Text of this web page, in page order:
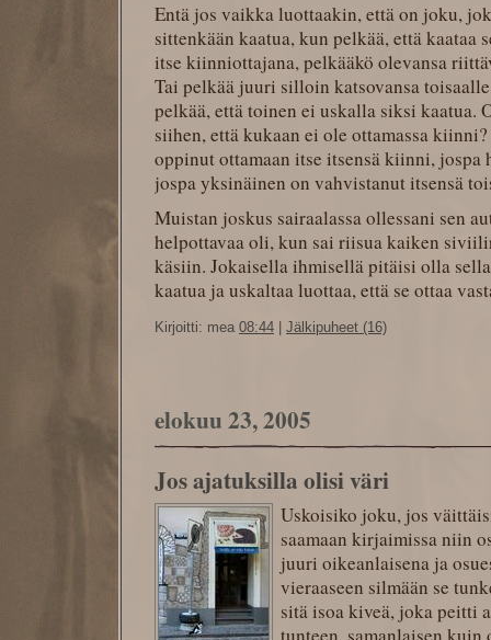
Entä jos vaikka luottaakin, että on joku,
sittenkään kaatua, kun pelkää, että kaataa
itse kiinniottajana, pelkääkö olevansa
Tai pelkää juuri silloin katsovansa
pelkää, että toinen ei uskalla siksi kaatua.
siihen, että kukaan ei ole ottamassa
oppinut ottamaan itse itsensä kiinni, jospa
jospa yksinäinen on vahvistanut itsensä
Muistan joskus sairaalassa ollessani sen
helpottavaa oli, kun sai riisua kaiken
käsiin. Jokaisella ihmisellä pitäisi olla
kaatua ja uskaltaa luottaa, että se ottaa
Kirjoitti: mea 08:44 Jälkipuheet (16)
elokuu 23, 2005
Jos ajatuksilla olisi väri
Uskoisiko joku, jos
saamaan kirjaimissa niin
juuri oikeanlaisena ja
vieraaseen silmään se
sitä isoa kiveä, joka peitti
tunteen, samanlaisen